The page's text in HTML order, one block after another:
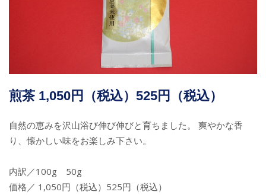
煎茶 1,050円（税込）525円（税込）
自然の恵みを沢山浴び伸び伸びと育ちました。 爽やかな香
り、懐かしい味をお楽しみ下さい。
内訳／100g 50g
価格／ 1,050円（税込）525円（税込）